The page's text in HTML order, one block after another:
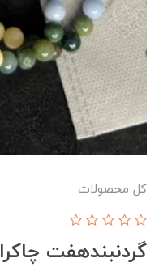
کل محصولات
گردنبند‌هفت چاکرا